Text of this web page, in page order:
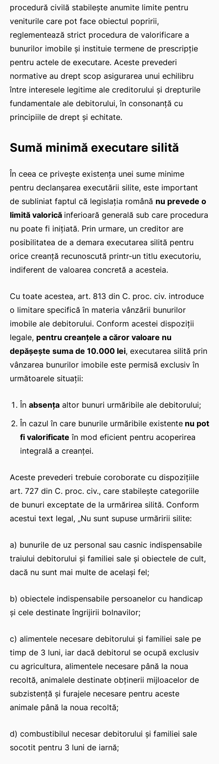
procedură civilă stabilește anumite limite pentru
veniturile care pot face obiectul popririi,
reglementează strict procedura de valorificare a
bunurilor imobile și instituie termene de prescripție
pentru actele de executare. Aceste prevederi
normative au drept scop asigurarea unui echilibru
între interesele legitime ale creditorului și drepturile
fundamentale ale debitorului, în consonanță cu
principiile de drept și echitate.
Sumă minimă executare silită
În ceea ce privește existența unei sume minime
pentru declanșarea executării silite, este important
de subliniat faptul că legislația română nu prevede o
limită valorică inferioară generală sub care procedura
nu poate fi inițiată. Prin urmare, un creditor are
posibilitatea de a demara executarea silită pentru
orice creanță recunoscută printr-un titlu executoriu,
indiferent de valoarea concretă a acesteia.
Cu toate acestea, art. 813 din C. proc. civ. introduce
o limitare specifică în materia vânzării bunurilor
imobile ale debitorului. Conform acestei dispoziții
legale, pentru creanțele a căror valoare nu
depășește suma de 10.000 lei, executarea silită prin
vânzarea bunurilor imobile este permisă exclusiv în
următoarele situații:
În absența altor bunuri urmăribile ale debitorului;
În cazul în care bunurile urmăribile existente nu pot
fi valorificate în mod eficient pentru acoperirea
integrală a creanței.
Aceste prevederi trebuie coroborate cu dispozițiile
art. 727 din C. proc. civ., care stabilește categoriile
de bunuri exceptate de la urmărirea silită. Conform
acestui text legal, „Nu sunt supuse urmăririi silite:
a) bunurile de uz personal sau casnic indispensabile
traiului debitorului şi familiei sale şi obiectele de cult,
dacă nu sunt mai multe de acelaşi fel;
b) obiectele indispensabile persoanelor cu handicap
şi cele destinate îngrijirii bolnavilor;
c) alimentele necesare debitorului şi familiei sale pe
timp de 3 luni, iar dacă debitorul se ocupă exclusiv
cu agricultura, alimentele necesare până la noua
recoltă, animalele destinate obţinerii mijloacelor de
subzistenţă şi furajele necesare pentru aceste
animale până la noua recoltă;
d) combustibilul necesar debitorului şi familiei sale
socotit pentru 3 luni de iarnă;